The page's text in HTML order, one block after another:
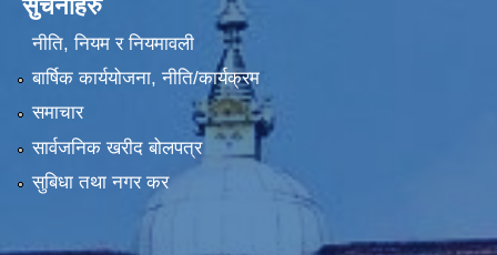
सुचनाहरु
नीति, नियम र नियमावली
बार्षिक कार्ययोजना, नीति/कार्यक्रम
समाचार
सार्वजनिक खरीद बोलपत्र
सुबिधा तथा नगर कर